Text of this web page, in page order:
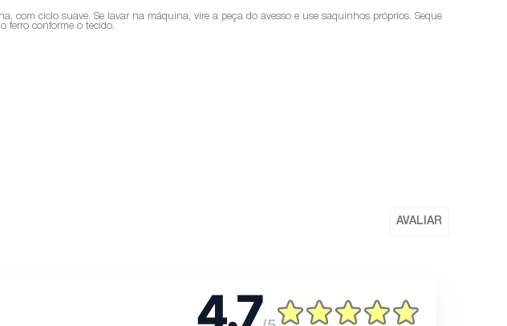
com ciclo suave. Se lavar na máquina, vire a peça do avesso e use saquinhos próprios. Seque
ferro conforme o tecido.